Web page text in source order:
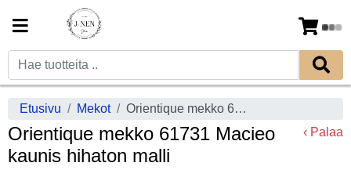
Etusivu Mekot Orientique mekko 61731 Macieo kaunis hihaton malli
Orientique mekko 61731 Macieo
kaunis hihaton malli
‹ Palaa